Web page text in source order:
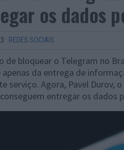
os dados
· REDES SOCIAIS
de bloquear o Telegram no
apenas da entrega de
serviço. Agora, Pavel Durov,
entregar os dados